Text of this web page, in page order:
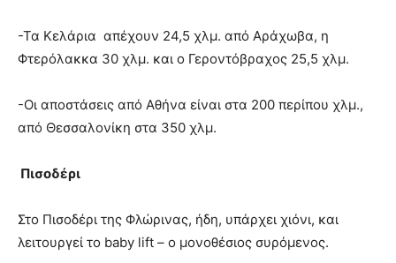
-Τα Κελάρια απέχουν 24,5 χλμ. από Αράχωβα, η
Φτερόλακκα 30 χλμ. και ο Γεροντόβραχος 25,5 χλμ.
-Οι αποστάσεις από Αθήνα είναι στα 200 περίπου χλμ.,
από Θεσσαλονίκη στα 350 χλμ.
Πισοδέρι
Στο Πισοδέρι της Φλώρινας, ήδη, υπάρχει χιόνι, και
λειτουργεί το baby lift – ο μονοθέσιος συρόμενος.